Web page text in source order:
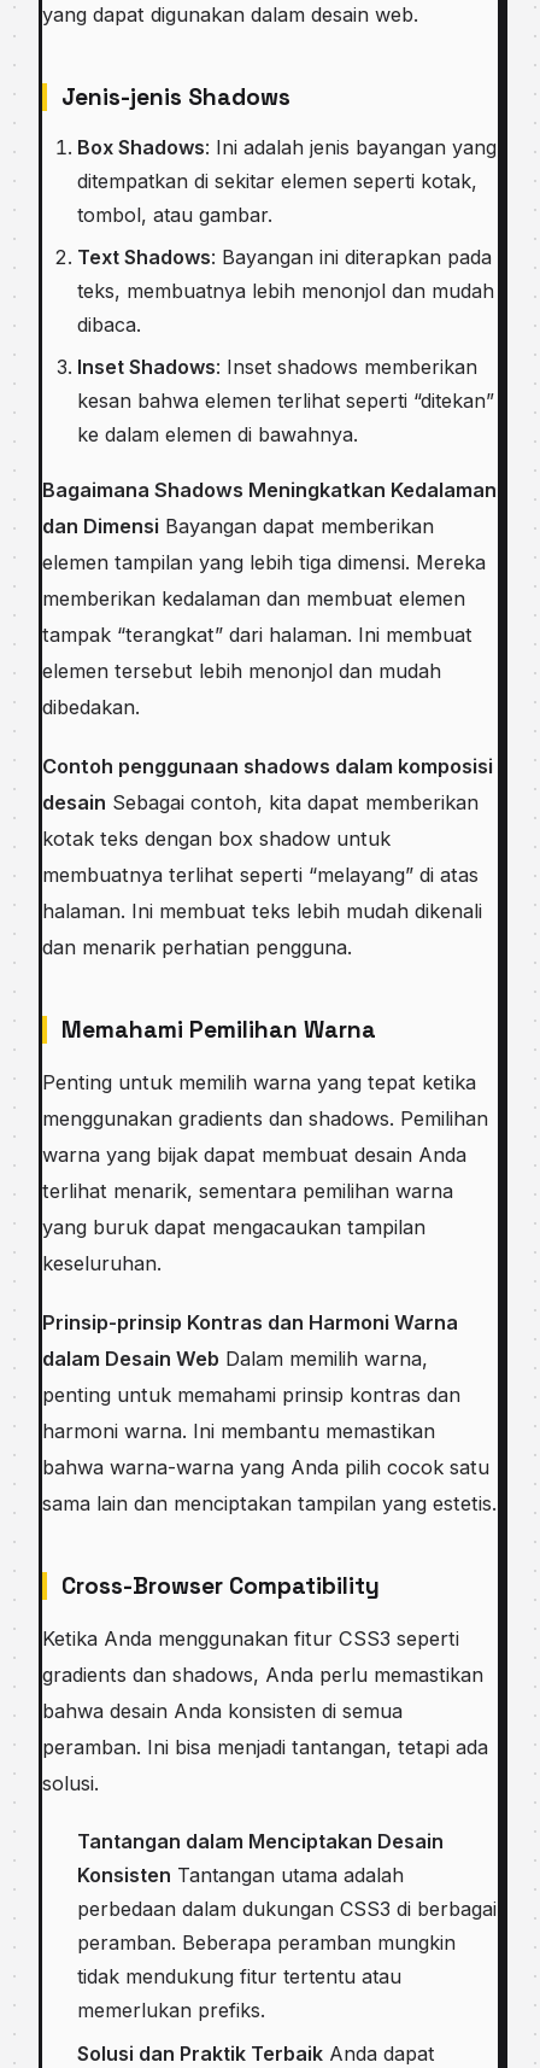
yang dapat digunakan dalam desain web.
Jenis-jenis Shadows
Box Shadows: Ini adalah jenis bayangan yang
ditempatkan di sekitar elemen seperti kotak,
tombol, atau gambar.
Text Shadows: Bayangan ini diterapkan pada
teks, membuatnya lebih menonjol dan mudah
dibaca.
Inset Shadows: Inset shadows memberikan
kesan bahwa elemen terlihat seperti “ditekan”
ke dalam elemen di bawahnya.
Bagaimana Shadows Meningkatkan Kedalaman
dan Dimensi Bayangan dapat memberikan
elemen tampilan yang lebih tiga dimensi. Mereka
memberikan kedalaman dan membuat elemen
tampak “terangkat” dari halaman. Ini membuat
elemen tersebut lebih menonjol dan mudah
dibedakan.
Contoh penggunaan shadows dalam komposisi
desain Sebagai contoh, kita dapat memberikan
kotak teks dengan box shadow untuk
membuatnya terlihat seperti “melayang” di atas
halaman. Ini membuat teks lebih mudah dikenali
dan menarik perhatian pengguna.
Memahami Pemilihan Warna
Penting untuk memilih warna yang tepat ketika
menggunakan gradients dan shadows. Pemilihan
warna yang bijak dapat membuat desain Anda
terlihat menarik, sementara pemilihan warna
yang buruk dapat mengacaukan tampilan
keseluruhan.
Prinsip-prinsip Kontras dan Harmoni Warna
dalam Desain Web Dalam memilih warna,
penting untuk memahami prinsip kontras dan
harmoni warna. Ini membantu memastikan
bahwa warna-warna yang Anda pilih cocok satu
sama lain dan menciptakan tampilan yang estetis.
Cross-Browser Compatibility
Ketika Anda menggunakan fitur CSS3 seperti
gradients dan shadows, Anda perlu memastikan
bahwa desain Anda konsisten di semua
peramban. Ini bisa menjadi tantangan, tetapi ada
solusi.
Tantangan dalam Menciptakan Desain
Konsisten Tantangan utama adalah
perbedaan dalam dukungan CSS3 di berbagai
peramban. Beberapa peramban mungkin
tidak mendukung fitur tertentu atau
memerlukan prefiks.
Solusi dan Praktik TerbaikAnda dapat